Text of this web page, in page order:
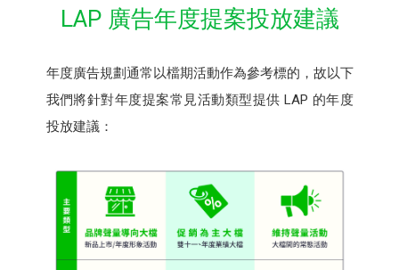
LAP 廣告年度提案投放建議
年度廣告規劃通常以檔期活動作為參考標的，故以下
我們將針對年度提案常見活動類型提供 LAP 的年度
投放建議：